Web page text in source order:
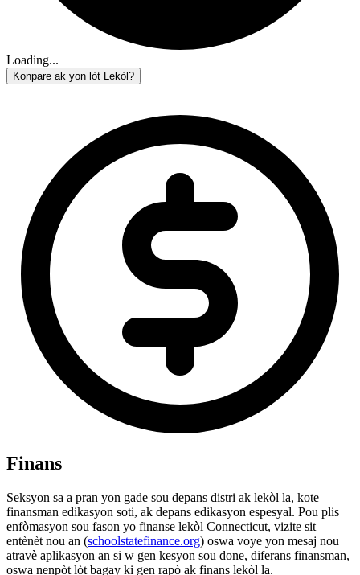
Loading...
Konpare ak yon lòt Lekòl?
Finans
Seksyon sa a pran yon gade sou depans distri ak lekòl la, kote
finansman edikasyon soti, ak depans edikasyon espesyal. Pou plis
enfòmasyon sou fason yo finanse lekòl Connecticut, vizite sit
entènèt nou an (schoolstatefinance.org) oswa voye yon mesaj nou
atravè aplikasyon an si w gen kesyon sou done, diferans finansman,
oswa nenpòt lòt bagay ki gen rapò ak finans lekòl la.